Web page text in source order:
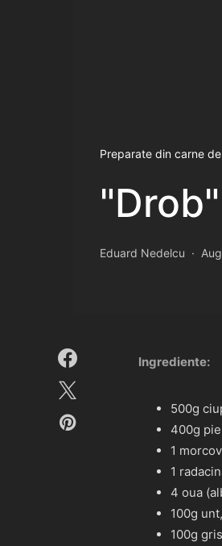
Preparate din carne
Eduard Nedelcu
Ingrediente:
500g
400g
1
1
4 oua
100g unt,
100g